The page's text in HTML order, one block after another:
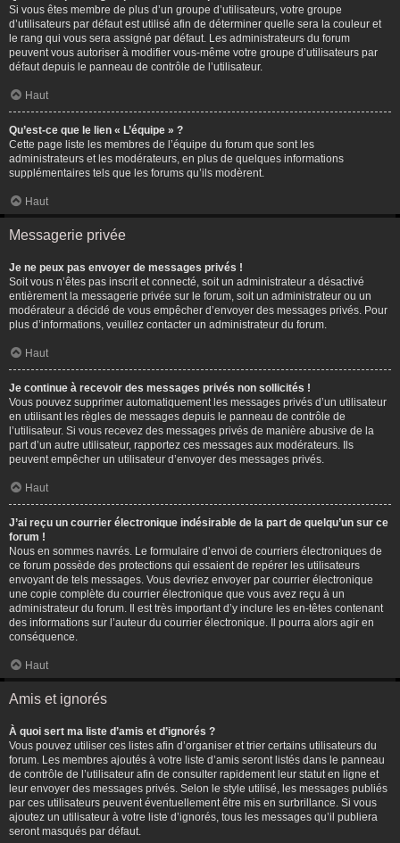
Si vous êtes membre de plus d’un groupe d’utilisateurs, votre groupe
d’utilisateurs par défaut est utilisé afin de déterminer quelle sera la couleur et
le rang qui vous sera assigné par défaut. Les administrateurs du forum
peuvent vous autoriser à modifier vous-même votre groupe d’utilisateurs par
défaut depuis le panneau de contrôle de l’utilisateur.
Haut
Qu’est-ce que le lien « L’équipe » ?
Cette page liste les membres de l’équipe du forum que sont les
administrateurs et les modérateurs, en plus de quelques informations
supplémentaires tels que les forums qu’ils modèrent.
Haut
Messagerie privée
Je ne peux pas envoyer de messages privés !
Soit vous n’êtes pas inscrit et connecté, soit un administrateur a désactivé
entièrement la messagerie privée sur le forum, soit un administrateur ou un
modérateur a décidé de vous empêcher d’envoyer des messages privés. Pour
plus d’informations, veuillez contacter un administrateur du forum.
Haut
Je continue à recevoir des messages privés non sollicités !
Vous pouvez supprimer automatiquement les messages privés d’un utilisateur
en utilisant les règles de messages depuis le panneau de contrôle de
l’utilisateur. Si vous recevez des messages privés de manière abusive de la
part d’un autre utilisateur, rapportez ces messages aux modérateurs. Ils
peuvent empêcher un utilisateur d’envoyer des messages privés.
Haut
J’ai reçu un courrier électronique indésirable de la part de quelqu’un sur ce
forum !
Nous en sommes navrés. Le formulaire d’envoi de courriers électroniques de
ce forum possède des protections qui essaient de repérer les utilisateurs
envoyant de tels messages. Vous devriez envoyer par courrier électronique
une copie complète du courrier électronique que vous avez reçu à un
administrateur du forum. Il est très important d’y inclure les en-têtes contenant
des informations sur l’auteur du courrier électronique. Il pourra alors agir en
conséquence.
Haut
Amis et ignorés
À quoi sert ma liste d’amis et d’ignorés ?
Vous pouvez utiliser ces listes afin d’organiser et trier certains utilisateurs du
forum. Les membres ajoutés à votre liste d’amis seront listés dans le panneau
de contrôle de l’utilisateur afin de consulter rapidement leur statut en ligne et
leur envoyer des messages privés. Selon le style utilisé, les messages publiés
par ces utilisateurs peuvent éventuellement être mis en surbrillance. Si vous
ajoutez un utilisateur à votre liste d’ignorés, tous les messages qu’il publiera
seront masqués par défaut.